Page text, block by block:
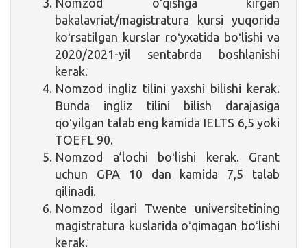
bakalavriat/magistratura kursi yuqorida
koʻrsatilgan kurslar roʻyxatida boʻlishi va
2020/2021-yil sentabrda boshlanishi
kerak.
Nomzod ingliz tilini yaxshi bilishi kerak.
Bunda ingliz tilini bilish darajasiga
qoʻyilgan talab eng kamida IELTS 6,5 yoki
TOEFL 90.
Nomzod a’lochi boʻlishi kerak. Grant
uchun GPA 10 dan kamida 7,5 talab
qilinadi.
Nomzod ilgari Twente universitetining
magistratura kuslarida oʻqimagan boʻlishi
kerak.